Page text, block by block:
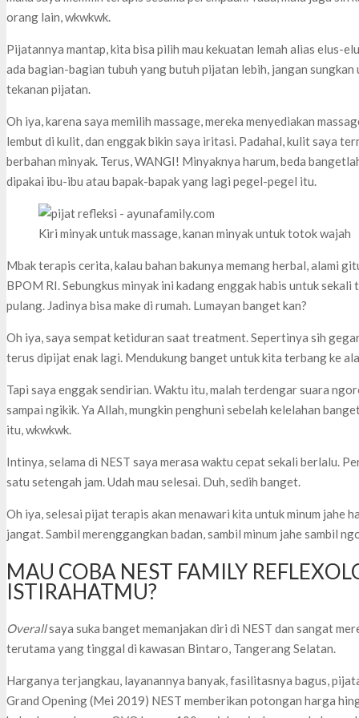
orang lain, wkwkwk.
Pijatannya mantap, kita bisa pilih mau kekuatan lemah alias elus-
ada bagian-bagian tubuh yang butuh pijatan lebih, jangan
tekanan pijatan.
Oh iya, karena saya memilih massage, mereka menyediakan
lembut di kulit, dan enggak bikin saya iritasi. Padahal, kulit saya
berbahan minyak. Terus, WANGI! Minyaknya harum, beda
dipakai ibu-ibu atau bapak-bapak yang lagi pegel-pegel itu.
Kiri minyak untuk massage, kanan minyak untuk totok wajah
Mbak terapis cerita, kalau bahan bakunya memang herbal, alami
BPOM RI. Sebungkus minyak ini kadang enggak habis untuk
pulang. Jadinya bisa make di rumah. Lumayan banget kan?
Oh iya, saya sempat ketiduran saat treatment. Sepertinya sih
terus dipijat enak lagi. Mendukung banget untuk kita terbang ke
Tapi saya enggak sendirian. Waktu itu, malah terdengar suara
sampai ngikik. Ya Allah, mungkin penghuni sebelah kelelahan
itu, wkwkwk.
Intinya, selama di NEST saya merasa waktu cepat sekali berlalu.
satu setengah jam. Udah mau selesai. Duh, sedih banget.
Oh iya, selesai pijat terapis akan menawari kita untuk minum jahe
jangat. Sambil merenggangkan badan, sambil minum jahe sambil
MAU COBA NEST FAMILY
ISTIRAHATMU?
Overallsaya suka banget memanjakan diri di NEST dan sangat
terutama yang tinggal di kawasan Bintaro, Tangerang Selatan.
Harganya terjangkau, layanannya banyak, fasilitasnya bagus,
Grand Opening (Mei 2019) NEST memberikan potongan harga